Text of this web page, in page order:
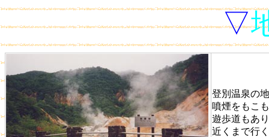
▽
登別温泉の
噴煙をもこ
遊歩道もあ
近くまで行